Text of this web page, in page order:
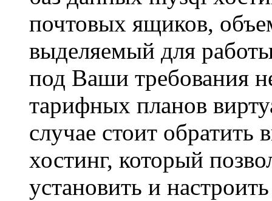
почтовых ящиков,
выделяемый для
под Ваши требования
тарифных планов
случае стоит
хостинг, который
установить и